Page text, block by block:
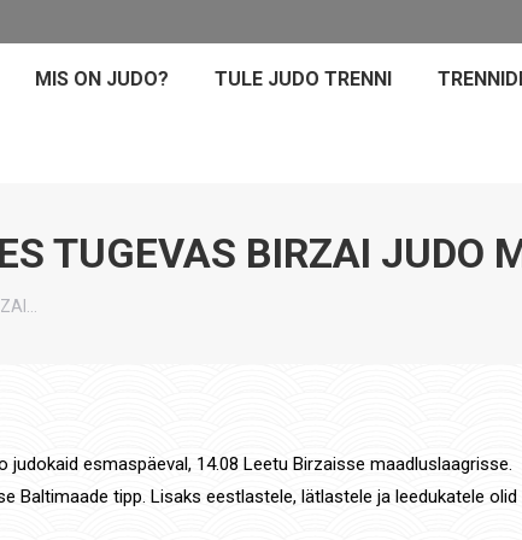
MIS ON JUDO? TULE JUDO TRENNI
TUGEVAS BIRZAI JUDO
esmaspäeval, 14.08 Leetu Birzaisse maadluslaagrisse.
Baltimaade tipp. Lisaks eestlastele, lätlastele ja leedukatele olid